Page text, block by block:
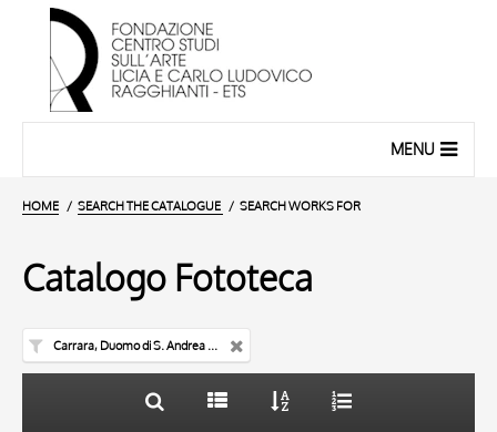
MENU
HOME SEARCH THE CATALOGUE SEARCH WORKS FOR
Catalogo Fototeca
Carrara, Duomo di S. Andrea Apostolo